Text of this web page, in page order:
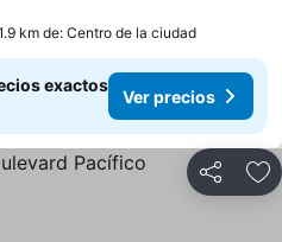
km de: Centro de la ciudad
exactos
Ver precios
Compartir